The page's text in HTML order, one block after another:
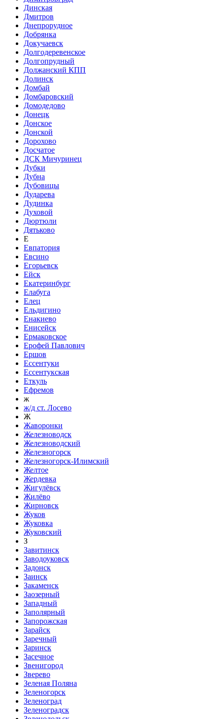
Динская
Дмитров
Днепрорудное
Добрянка
Докучаевск
Долгодеревенское
Долгопрудный
Должанский КПП
Долинск
Домбай
Домбаровский
Домодедово
Донецк
Донское
Донской
Дорохово
Досчатое
ДСК Мичуринец
Дубки
Дубна
Дубовицы
Дударева
Дудинка
Духовой
Дюртюли
Дятьково
Е
Евпатория
Евсино
Егорьевск
Ейск
Екатеринбург
Елабуга
Елец
Ельдигино
Енакиево
Енисейск
Ермаковское
Ерофей Павлович
Ершов
Ессентуки
Ессентукская
Еткуль
Ефремов
ж
ж/д ст. Лосево
Ж
Жаворонки
Железноводск
Железноводский
Железногорск
Железногорск-Илимский
Желтое
Жердевка
Жигулёвск
Жилёво
Жирновск
Жуков
Жуковка
Жуковский
З
Завитинск
Заводоуковск
Задонск
Заинск
Закаменск
Заозерный
Западный
Заполярный
Запорожская
Зарайск
Заречный
Заринск
Засечное
Звенигород
Зверево
Зеленая Поляна
Зеленогорск
Зеленоград
Зеленоградск